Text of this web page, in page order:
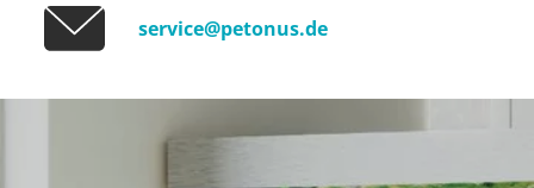
service@petonus.de